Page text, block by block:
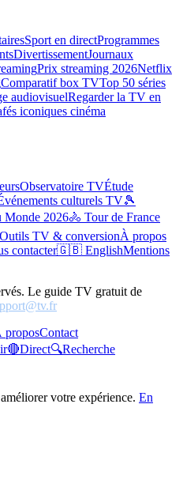
Sport en directProgrammes
DivertissementJournaux
Prix streaming 2026Netflix
Comparatif box TVTop 50 séries
audiovisuelRegarder la TV en
iconiques cinéma
Observatoire TVÉtude
culturels TV🎾
Monde 2026🚴 Tour de France
Outils TV & conversionÀ propos
contacter🇬🇧 EnglishMentions
Le guide TV gratuit de
proposContact
🔴Direct🔍Recherche
votre expérience. En